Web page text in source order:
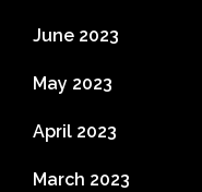
June 2023
May 2023
April 2023
March 2023